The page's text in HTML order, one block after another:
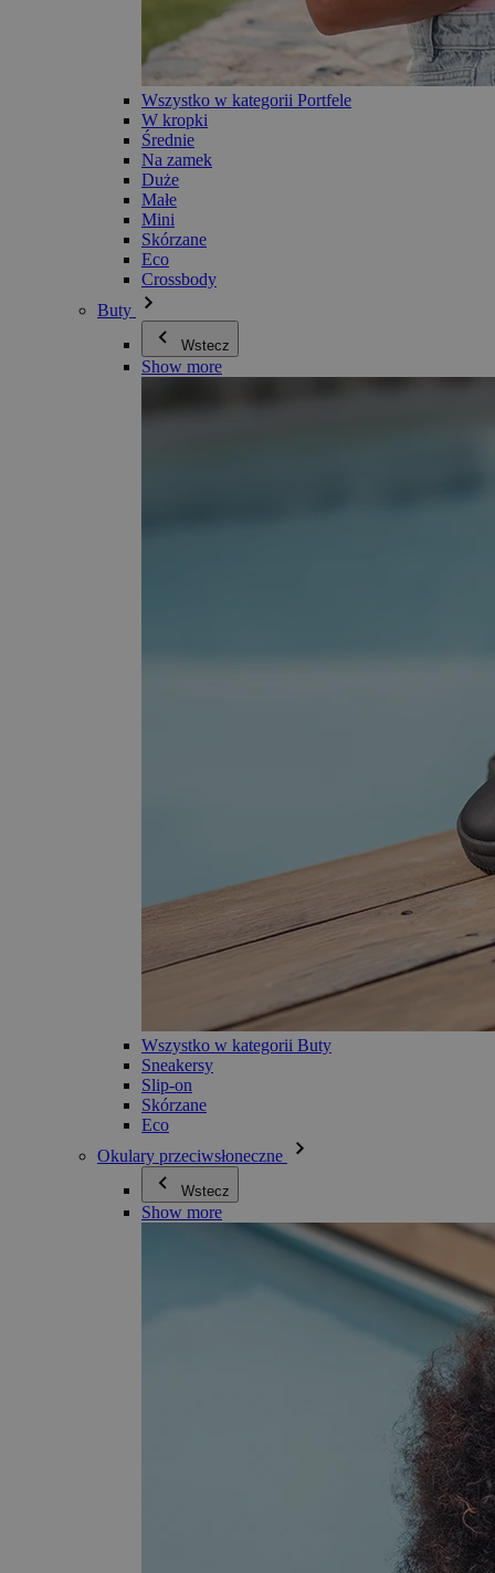
Wszystko w kategorii Portfele
W kropki
Średnie
Na zamek
Duże
Małe
Mini
Skórzane
Eco
Crossbody
Buty
Wstecz
Show more
Wszystko w kategorii Buty
Sneakersy
Slip-on
Skórzane
Eco
Okulary przeciwsłoneczne
Wstecz
Show more